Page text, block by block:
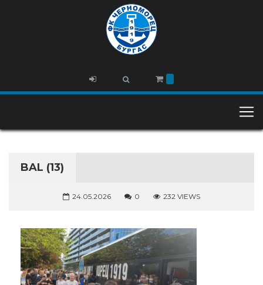
BAL (13)
24.05.2026 0 232 VIEWS